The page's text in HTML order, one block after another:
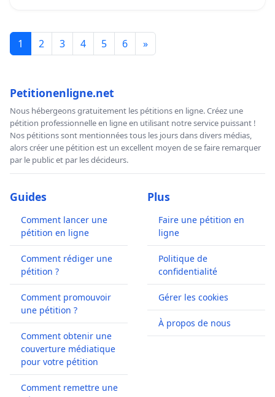
1 2 3 4 5 6 »
Petitionenligne.net
Nous hébergeons gratuitement les pétitions en ligne. Créez une
pétition professionnelle en ligne en utilisant notre service puissant !
Nos pétitions sont mentionnées tous les jours dans divers médias,
alors créer une pétition est un excellent moyen de se faire remarquer
par le public et par les décideurs.
Guides
Comment lancer une
pétition en ligne
Comment rédiger une
pétition ?
Comment promouvoir
une pétition ?
Comment obtenir une
couverture médiatique
pour votre pétition
Comment remettre une
Plus
Faire une pétition en
ligne
Politique de
confidentialité
Gérer les cookies
À propos de nous